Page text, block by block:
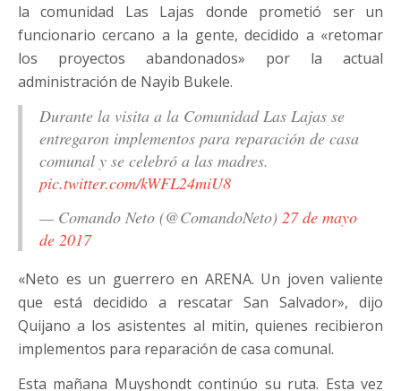
la comunidad Las Lajas donde prometió ser un
funcionario cercano a la gente, decidido a «retomar
los proyectos abandonados» por la actual
administración de Nayib Bukele.
Durante la visita a la Comunidad Las Lajas se
entregaron implementos para reparación de casa
comunal y se celebró a las madres.
pic.twitter.com/kWFL24miU8
— Comando Neto (@ComandoNeto) 27 de mayo
de 2017
«Neto es un guerrero en ARENA. Un joven valiente
que está decidido a rescatar San Salvador», dijo
Quijano a los asistentes al mitin, quienes recibieron
implementos para reparación de casa comunal.
Esta mañana Muyshondt continúo su ruta. Esta vez